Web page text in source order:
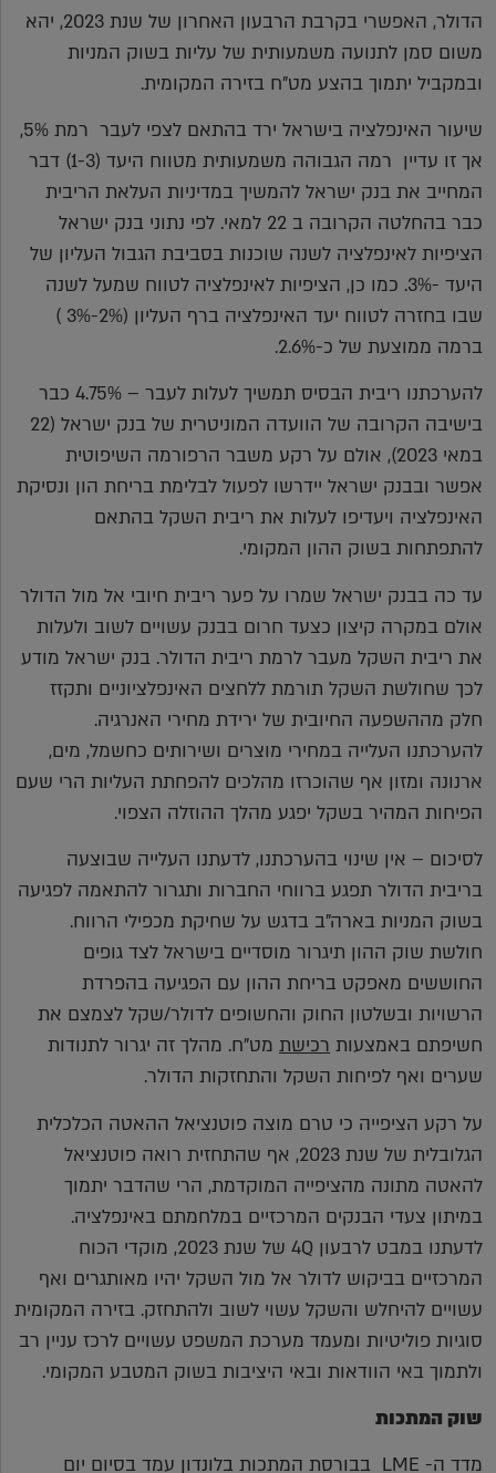
הדולר, האפשרי בקרבת הרבעון האחרון של שנת 2023, יהא
משום סמן לתנועה משמעותית של עליות בשוק המניות
ובמקביל יתמוך בהצע מט"ח בזירה המקומית.
שיעור האינפלציה בישראל ירד בהתאם לצפי לעבר רמת 5%,
אך זו עדיין רמה הגבוהה משמעותית מטווח היעד (1-3) דבר
המחייב את בנק ישראל להמשיך במדיניות העלאת הריבית
כבר בהחלטה הקרובה ב 22 למאי. לפי נתוני בנק ישראל
הציפיות לאינפלציה לשנה שוכנות בסביבת הגבול העליון של
היעד -3%. כמו כן, הציפיות לאינפלציה לטווח שמעל לשנה
שבו בחזרה לטווח יעד האינפלציה ברף העליון (2%-3% )
ברמה ממוצעת של כ-2.6%.
להערכתנו ריבית הבסיס תמשיך לעלות לעבר – 4.75% כבר
בישיבה הקרובה של הוועדה המוניטרית של בנק ישראל (22
במאי 2023), אולם על רקע משבר הרפורמה השיפוטית
אפשר ובבנק ישראל יידרשו לפעול לבלימת בריחת הון ונסיקת
האינפלציה ויעדיפו לעלות את ריבית השקל בהתאם
להתפתחות בשוק ההון המקומי.
עד כה בבנק ישראל שמרו על פער ריבית חיובי אל מול הדולר
אולם במקרה קיצון כצעד חרום בבנק עשויים לשוב ולעלות
את ריבית השקל מעבר לרמת ריבית הדולר. בנק ישראל מודע
לכך שחולשת השקל תורמת ללחצים האינפלציוניים ותקזז
חלק מההשפעה החיובית של ירידת מחירי האנרגיה.
להערכתנו העלייה במחירי מוצרים ושירותים כחשמל, מים,
ארנונה ומזון אף שהוכרזו מהלכים להפחתת העליות הרי שעם
הפיחות המהיר בשקל יפגע מהלך ההוזלה הצפוי.
לסיכום – אין שינוי בהערכתנו, לדעתנו העלייה שבוצעה
בריבית הדולר תפגע ברווחי החברות ותגרור להתאמה לפגיעה
בשוק המניות בארה"ב בדגש על שחיקת מכפילי הרווח.
חולשת שוק ההון תיגרור מוסדיים בישראל לצד גופים
החוששים מאפקט בריחת ההון עם הפגיעה בהפרדת
הרשויות ובשלטון החוק והחשופים לדולר/שקל לצמצם את
חשיפתם באמצעות רכישת מט"ח. מהלך זה יגרור לתנודות
שערים ואף לפיחות השקל והתחזקות הדולר.
על רקע הציפייה כי טרם מוצה פוטנציאל ההאטה הכלכלית
הגלובלית של שנת 2023, אף שהתחזית רואה פוטנציאל
להאטה מתונה מהציפייה המוקדמת, הרי שהדבר יתמוך
במיתון צעדי הבנקים המרכזיים במלחמתם באינפלציה.
לדעתנו במבט לרבעון 4Q של שנת 2023, מוקדי הכוח
המרכזיים בביקוש לדולר אל מול השקל יהיו מאותגרים ואף
עשויים להיחלש והשקל עשוי לשוב ולהתחזק. בזירה המקומית
סוגיות פוליטיות ומעמד מערכת המשפט עשויים לרכז עניין רב
ולתמוך באי הוודאות ובאי היציבות בשוק המטבע המקומי.
שוק המתכות
מדד ה- LME בבורסת המתכות בלונדון עמד בסיום יום